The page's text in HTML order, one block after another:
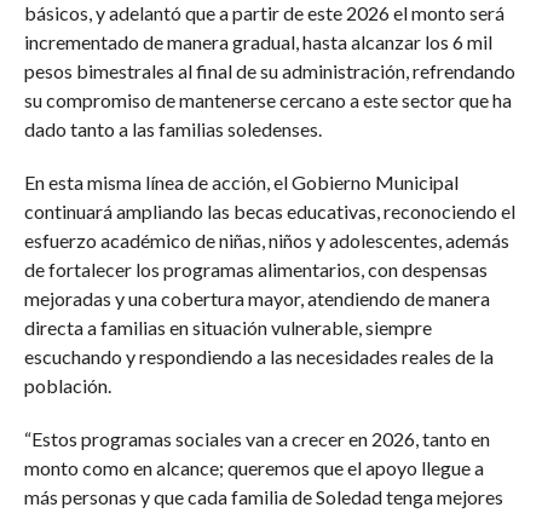
básicos, y adelantó que a partir de este 2026 el monto será
incrementado de manera gradual, hasta alcanzar los 6 mil
pesos bimestrales al final de su administración, refrendando
su compromiso de mantenerse cercano a este sector que ha
dado tanto a las familias soledenses.
En esta misma línea de acción, el Gobierno Municipal
continuará ampliando las becas educativas, reconociendo el
esfuerzo académico de niñas, niños y adolescentes, además
de fortalecer los programas alimentarios, con despensas
mejoradas y una cobertura mayor, atendiendo de manera
directa a familias en situación vulnerable, siempre
escuchando y respondiendo a las necesidades reales de la
población.
“Estos programas sociales van a crecer en 2026, tanto en
monto como en alcance; queremos que el apoyo llegue a
más personas y que cada familia de Soledad tenga mejores